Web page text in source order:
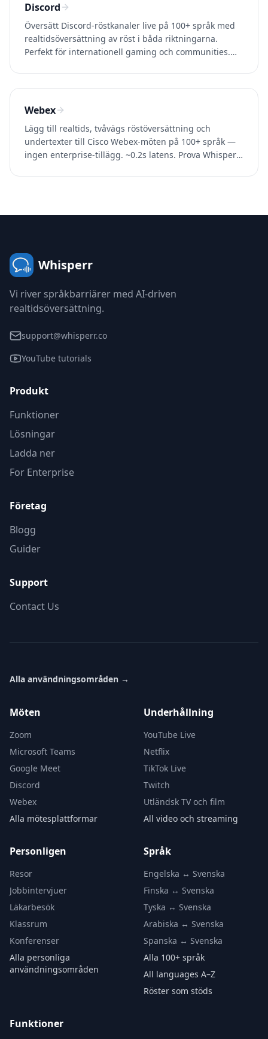
Discord
Översätt Discord-röstkanaler live på 100+ språk med
realtidsöversättning av röst i båda riktningarna.
Perfekt för internationell gaming och communities.
Webex
Lägg till realtids, tvåvägs röstöversättning och
undertexter till Cisco Webex-möten på 100+ språk —
ingen enterprise-tillägg. ~0.2s latens. Prova Whisperr
Whisperr
Vi river språkbarriärer med AI-driven
realtidsöversättning.
support@whisperr.co
YouTube tutorials
Produkt
Funktioner
Lösningar
Ladda ner
For Enterprise
Företag
Blogg
Guider
Support
Contact Us
Alla användningsområden →
Möten
Zoom
Microsoft Teams
Google Meet
Discord
Webex
Alla mötesplattformar
Underhållning
YouTube Live
Netflix
TikTok Live
Twitch
Utländsk TV och film
All video och streaming
Personligen
Resor
Jobbintervjuer
Läkarbesök
Klassrum
Konferenser
Alla personliga
användningsområden
Språk
Engelska ↔ Svenska
Finska ↔ Svenska
Tyska ↔ Svenska
Arabiska ↔ Svenska
Spanska ↔ Svenska
Alla 100+ språk
All languages A–Z
Röster som stöds
Funktioner